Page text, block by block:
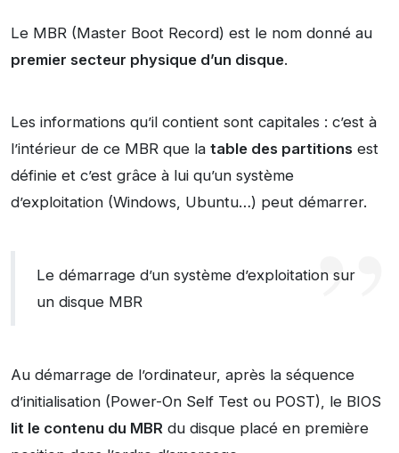
Le MBR (Master Boot Record) est le nom donné au
premier secteur physique d’un disque.
Les informations qu’il contient sont capitales : c’est à
l’intérieur de ce MBR que la table des partitions est
définie et c’est grâce à lui qu’un système
d’exploitation (Windows, Ubuntu…) peut démarrer.
Le démarrage d’un système d’exploitation sur
un disque MBR
Au démarrage de l’ordinateur, après la séquence
d’initialisation (Power-On Self Test ou POST), le BIOS
lit le contenu du MBR du disque placé en première